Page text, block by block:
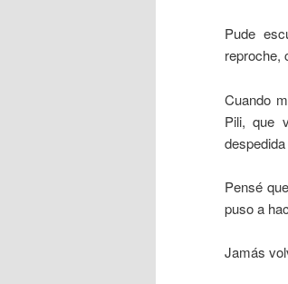
Pude
reproche,
Cuando
Pili, que
Pensé
puso a
Jamás